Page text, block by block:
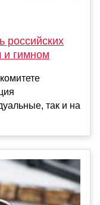
российских
и гимном
так и на